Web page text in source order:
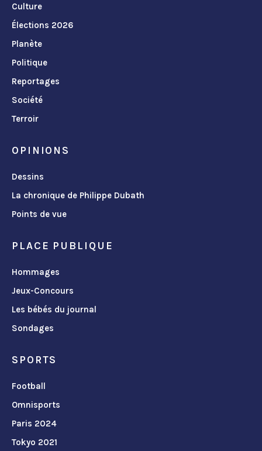
Culture
Élections 2026
Planète
Politique
Reportages
Société
Terroir
OPINIONS
Dessins
La chronique de Philippe Dubath
Points de vue
PLACE PUBLIQUE
Hommages
Jeux-Concours
Les bébés du journal
Sondages
SPORTS
Football
Omnisports
Paris 2024
Tokyo 2021